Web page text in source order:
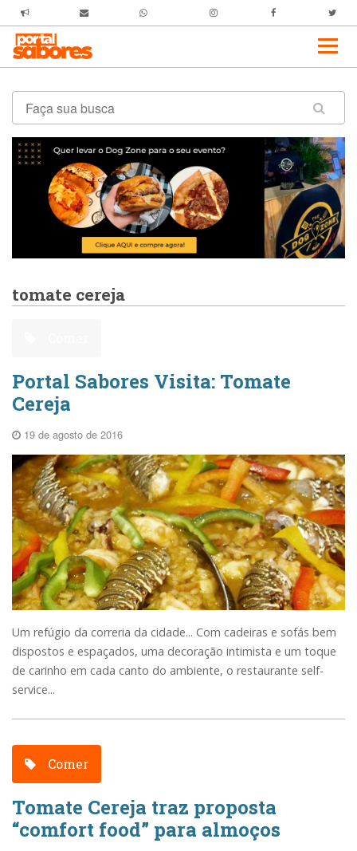
tomate cereja
Portal Sabores Visita: Tomate
Cereja
19 de agosto de 2016
Um refúgio da correria da cidade... Com cadeiras e sofás bem
dispostos e espaçados, uma decoração intimista e um toque
de carinho em cada canto do ambiente, o restaurante self-
service...
Comer
Tomate Cereja traz proposta
“comfort food” para almoços